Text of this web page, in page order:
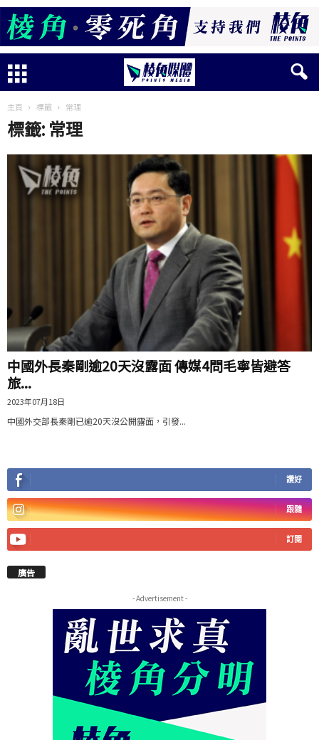
主頁 標籤 常理
標籤: 常理
中國外長秦剛逾20天沒露面 傳媒4問毛寧皆避答
旅...
2023年07月18日
中國外交部長秦剛已逾20天沒公開露面，引發...
讚好
跟隨
訂閱
廣告
- Advertisement -